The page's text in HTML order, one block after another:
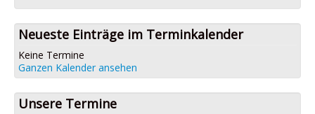
Neueste Einträge im Terminkalender
Keine Termine
Ganzen Kalender ansehen
Unsere Termine